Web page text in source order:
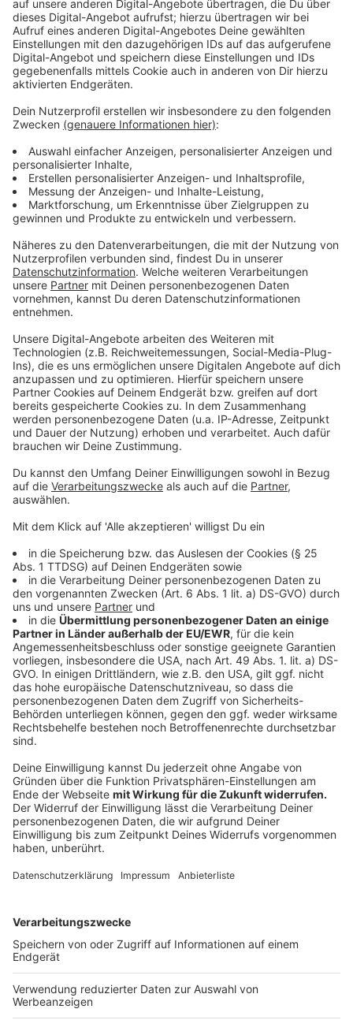
Mein Lieblingszitat/-spruch: „Natürlich
interessiert mich die Zukunft. Ich will schließlich
den Rest meines Lebens darin verbringen.“ (Mark
Twain)
Dafür gebe ich am liebsten Geld aus: Bücher
Mein Lieblingsessen: Risotto
Meine größte Schwäche: Schokolade
Das möchte ich unbedingt nochmal machen:
Schwerelosigkeitsflug
Mein Lieblingsort in Münster: Südpark
Meine Lieblings-Internetseite: Bahn.de
Meine erste Schallplatte/Kassette/CD: Orgelwerke
von Johann Sebastian Bach
Mein Lieblings-Song: „Je veux“ von Zaz
Anzeige
Wer hat noch Chancen?
Anzeige
Insgesamt bewerben sich 14 Politikerinnen und
Politiker um das Direktmandat im Wahlkreis "Münster
129" bewerben. Doch nur drei von ihnen dürfen sich
berechtigte Hoffnungen machen. Neben Svenja
Schulze diese beiden Politiker:innen:
Stefan Nacke(45) ist Sozial-Politiker und aktueller
Landtagsabgeordneter derCDU. Er will bei der
Bundestagswahl das Direktmandat für den Wahlkreis
Münster holen. Der Hiltruper könnte nur mithilfe des
Direktmandats in den Bundestag einziehen. Denn mit
Platz 18 auf der NRW-Landesliste dürfte es wohl
nicht klappen.
Für dieGrünentritt erneutMaria Klein-Schmeink
(63) an, die bereits in Berlin sitzt. Die stellvertretende
Fraktionsvorsitzende wurde zudem auf Platz 7 der
Das sind die anderen Kandidatinnen und
Kandidaten
Anzeige